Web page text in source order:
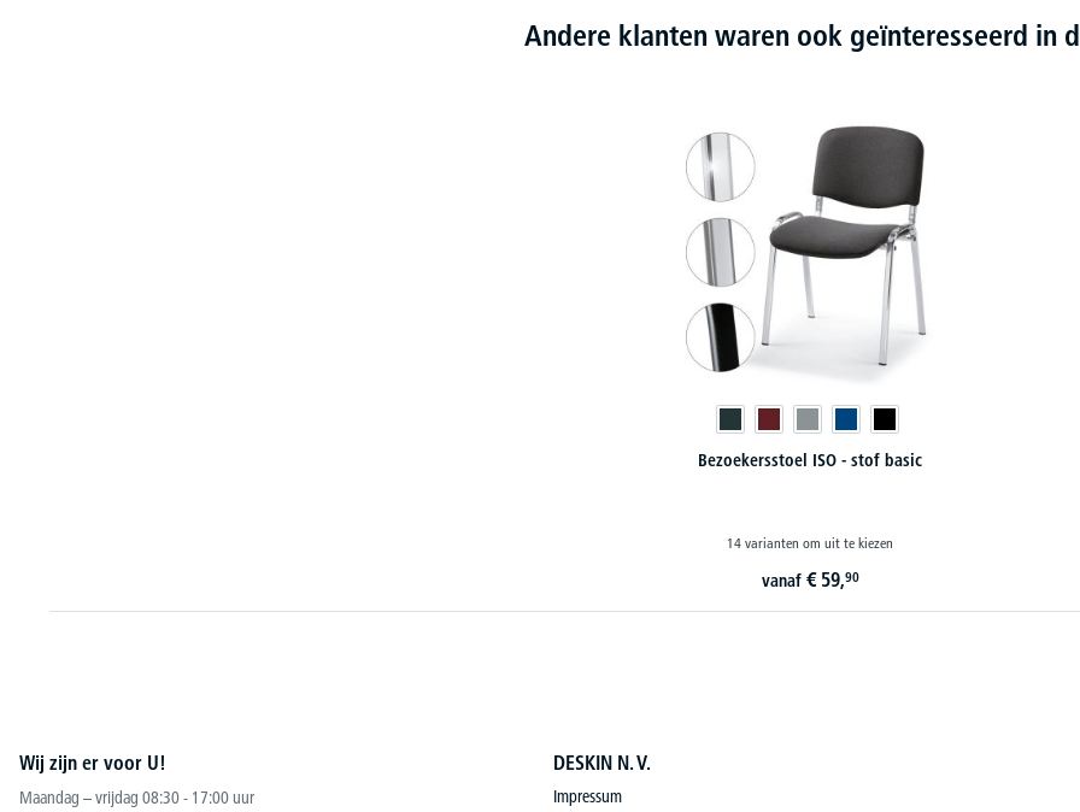
Andere klanten waren ook geïnteresseerd in
Bezoekersstoel ISO - stof basic
14 varianten om uit te kiezen
vanaf € 59,90
Wij zijn er voor U!
Maandag – vrijdag 08:30 - 17:00 uur
DESKIN N. V.
Impressum